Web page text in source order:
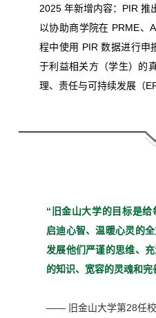
2025 年新增内容：PIR 推
以协助商学院在 PRME、
程中使用 PIR 数据进行申
于利益相关方（学生）的
理、责任与可持续发展（
“旧金山大学的目标是给
启迪心智、温暖心灵的全
发展他们严谨的思维、
的知识、宽容的灵魂和完
—— 旧金山大学第28任校